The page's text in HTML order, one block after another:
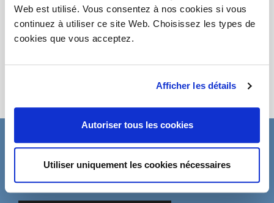
Web est utilisé. Vous consentez à nos cookies si vous
continuez à utiliser ce site Web. Choisissez les types de
cookies que vous acceptez.
Afficher les détails
Autoriser tous les cookies
Utiliser uniquement les cookies nécessaires
Regardez la galerie de photos
Partage
ABONNEZ-VOUS À LA NEWSLETTER
Remplissez le formulaire pour être mis à jour sur les
nouveautés de DVO.